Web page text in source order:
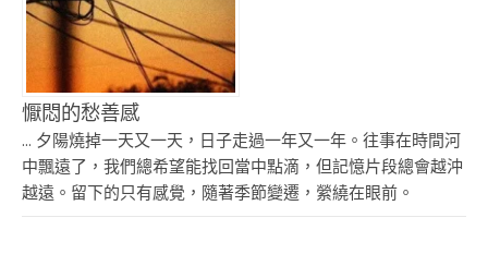
懨悶的愁善感
... 夕陽燒掉一天又一天，日子走過一年又一年。往事在時間河
中飄遠了，我們總希望能找回當中點滴，但記憶片段總會越沖
越遠。留下的只有感覺，隨著季節變遷，縈繞在眼前。